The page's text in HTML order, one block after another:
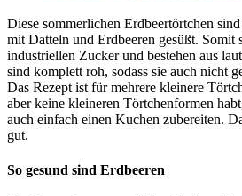
Diese sommerlichen Erdbeertörtchen
mit Datteln und Erdbeeren gesüßt. Somit
industriellen Zucker und bestehen aus
sind komplett roh, sodass sie auch nicht
Das Rezept ist für mehrere kleinere
aber keine kleineren Törtchenformen
auch einfach einen Kuchen zubereiten.
gut.
So gesund sind Erdbeeren